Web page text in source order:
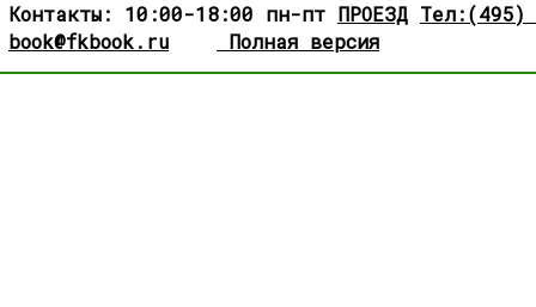
Контакты: 10:00-18:00 пн-пт ПРОЕЗД Тел:(495)
book@fkbook.ru
Полная версия